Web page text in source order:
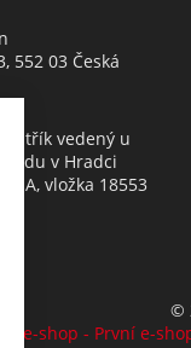
552 03 Česká
vedený u
v Hradci
A, vložka 18553
©
K2 e-shop - První e-